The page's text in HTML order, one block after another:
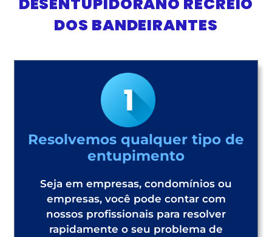
DOS BANDEIRANTES
Resolvemos qualquer tipo de
entupimento
Seja em empresas, condomínios ou
empresas, você pode contar com
nossos profissionais para resolver
rapidamente o seu problema de